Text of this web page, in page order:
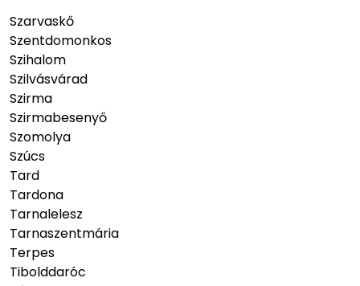
Szarvaskő
Szentdomonkos
Szihalom
Szilvásvárad
Szirma
Szirmabesenyő
Szomolya
Szúcs
Tard
Tardona
Tarnalelesz
Tarnaszentmária
Terpes
Tibolddaróc